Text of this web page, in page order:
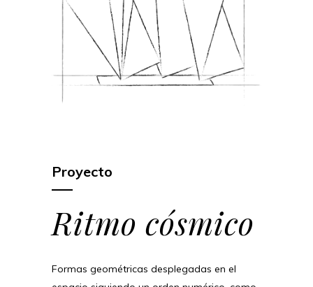
Proyecto
Ritmo cósmico
Formas geométricas desplegadas en el